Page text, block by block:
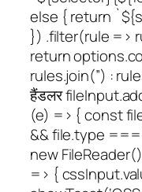
else { return
}) .filter(rule =>
return
rules.join(”) :
हैंडलर
(e) => { const
&& file.type
new
=> {